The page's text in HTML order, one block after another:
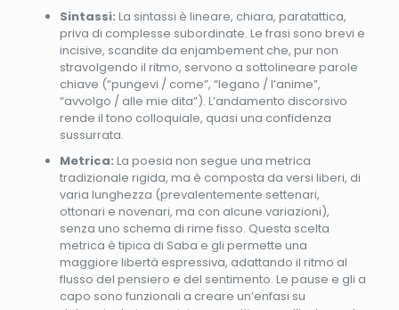
Sintassi: La sintassi è lineare, chiara, paratattica,
priva di complesse subordinate. Le frasi sono brevi e
incisive, scandite da enjambement che, pur non
stravolgendo il ritmo, servono a sottolineare parole
chiave (“pungevi / come”, “legano / l’anime”,
“avvolgo / alle mie dita”). L’andamento discorsivo
rende il tono colloquiale, quasi una confidenza
sussurrata.
Metrica: La poesia non segue una metrica
tradizionale rigida, ma è composta da versi liberi, di
varia lunghezza (prevalentemente settenari,
ottonari e novenari, ma con alcune variazioni),
senza uno schema di rime fisso. Questa scelta
metrica è tipica di Saba e gli permette una
maggiore libertà espressiva, adattando il ritmo al
flusso del pensiero e del sentimento. Le pause e gli a
capo sono funzionali a creare un’enfasi su